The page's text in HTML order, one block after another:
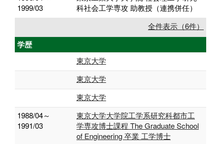
1999/03
科社会工学専攻 助教授（連携併任）
全件表示（6件）
学歴
東京大学
東京大学
東京大学
1988/04～
1991/03
東京大学大学院工学系研究科都市工
学専攻博士課程 The Graduate School
of Engineering 卒業 工学博士